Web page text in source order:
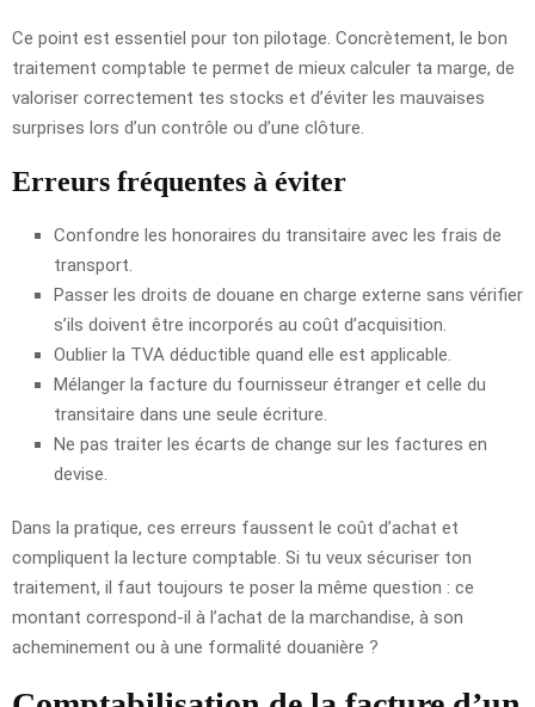
Ce point est essentiel pour ton pilotage. Concrètement, le bon
traitement comptable te permet de mieux calculer ta marge, de
valoriser correctement tes stocks et d’éviter les mauvaises
surprises lors d’un contrôle ou d’une clôture.
Erreurs fréquentes à éviter
Confondre les honoraires du transitaire avec les frais de
transport.
Passer les droits de douane en charge externe sans vérifier
s’ils doivent être incorporés au coût d’acquisition.
Oublier la TVA déductible quand elle est applicable.
Mélanger la facture du fournisseur étranger et celle du
transitaire dans une seule écriture.
Ne pas traiter les écarts de change sur les factures en
devise.
Dans la pratique, ces erreurs faussent le coût d’achat et
compliquent la lecture comptable. Si tu veux sécuriser ton
traitement, il faut toujours te poser la même question : ce
montant correspond-il à l’achat de la marchandise, à son
acheminement ou à une formalité douanière ?